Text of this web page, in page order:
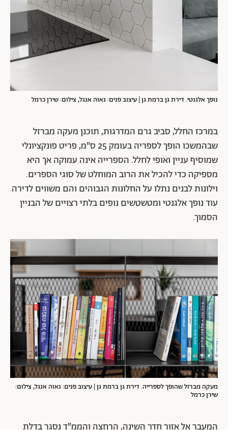
נופך אלגנטי. דירת גן ברמת גן | עיצוב פנים: נאוה אנגל, צילום: שירן כרמל
במרכז החלל, סביב גרם המדרגות, תוכנן מעקה מברזל
שבהמשכו הופך לספריה בעומק 25 ס"מ, פריט פונקציונלי
שמוסיף עניין ואופי לחלל. הספרייה אינה עמוקה אך היא
מספיקה כדי להכיל את הרוב המוחלט של סוגי הספרים.
וילונות לבנים נתלו על החלונות הגבוהים והם משווים לדירה
עוד נופך אלגנטי ומטשטשים נופים בלתי רצויים של הבניין
הסמוך.
מעקה מברזל שהופך לספרייה. דירת גן ברמת גן | עיצוב פנים: נאוה אנגל, צילום:
שירן כרמל
המעבר אל אזור חדר השינה, הרחצה והממ"ד נסגר בדלת